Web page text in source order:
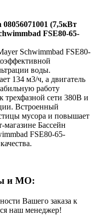
(7,5кВт
FSE80-65-
Schwimmbad FSE80-
воды.
134 м3/ч, а двигатель
работу
трехфазной сети 380В и
Встроенный
мусора и повышает
Бассейн
FSE80-65-
и МО:
Вашего заказа к
наш менеджер!